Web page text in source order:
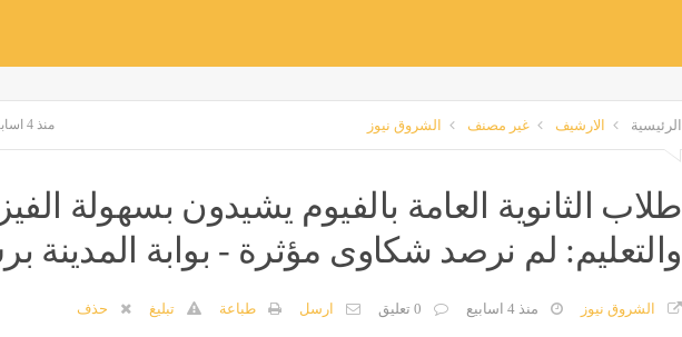
الرئيسية الارشيف غير مصنف الشروق نيوز منذ 4 اسابيع — الخميس — 9 / يوليو / 2026
طلاب الثانوية العامة بالفيوم يشيدون بسهولة
والتعليم: لم نرصد شكاوى مؤثرة - بوابة المدينة
الشروق نيوز منذ 4 اسابيع 0 تعليق ارسل طباعة تبليغ حذف